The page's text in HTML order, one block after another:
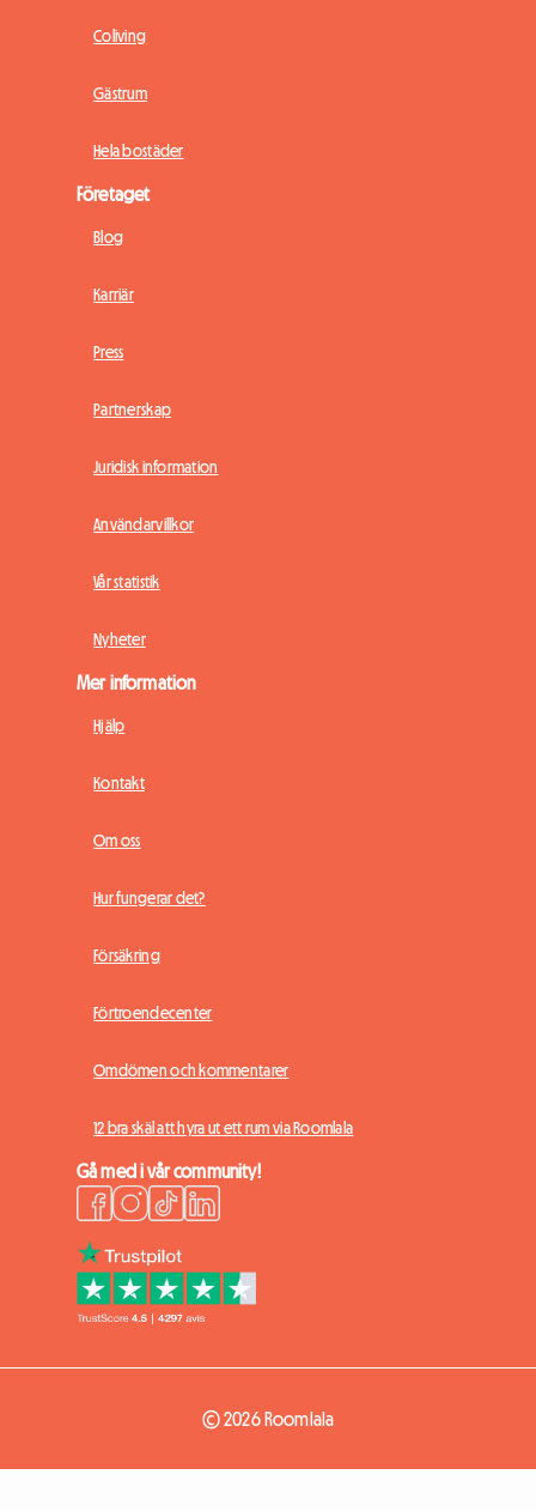
Coliving
Gästrum
Hela bostäder
Företaget
Blog
Karriär
Press
Partnerskap
Juridisk information
Användarvillkor
Vår statistik
Nyheter
Mer information
Hjälp
Kontakt
Om oss
Hur fungerar det?
Försäkring
Förtroendecenter
Omdömen och kommentarer
12 bra skäl att hyra ut ett rum via Roomlala
Gå med i vår community!
© 2026 Roomlala